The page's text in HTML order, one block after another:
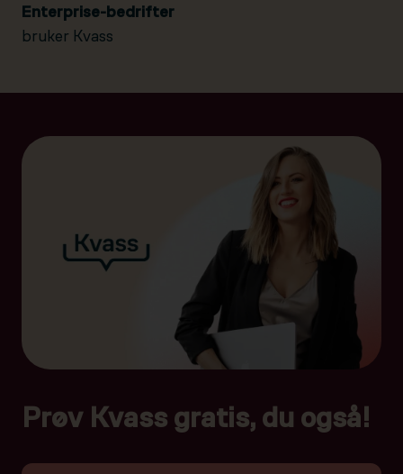
Enterprise-bedrifter
bruker Kvass
Prøv Kvass gratis, du også!